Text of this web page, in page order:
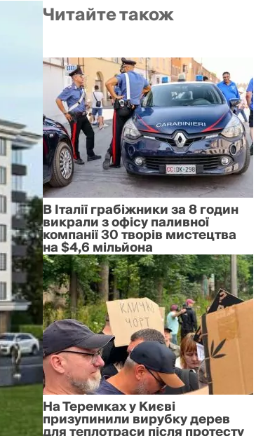
Читайте також
В Італії грабіжники за 8 годин
викрали з офісу паливної
компанії 30 творів мистецтва
на $4,6 мільйона
На Теремках у Києві
призупинили вирубку дерев